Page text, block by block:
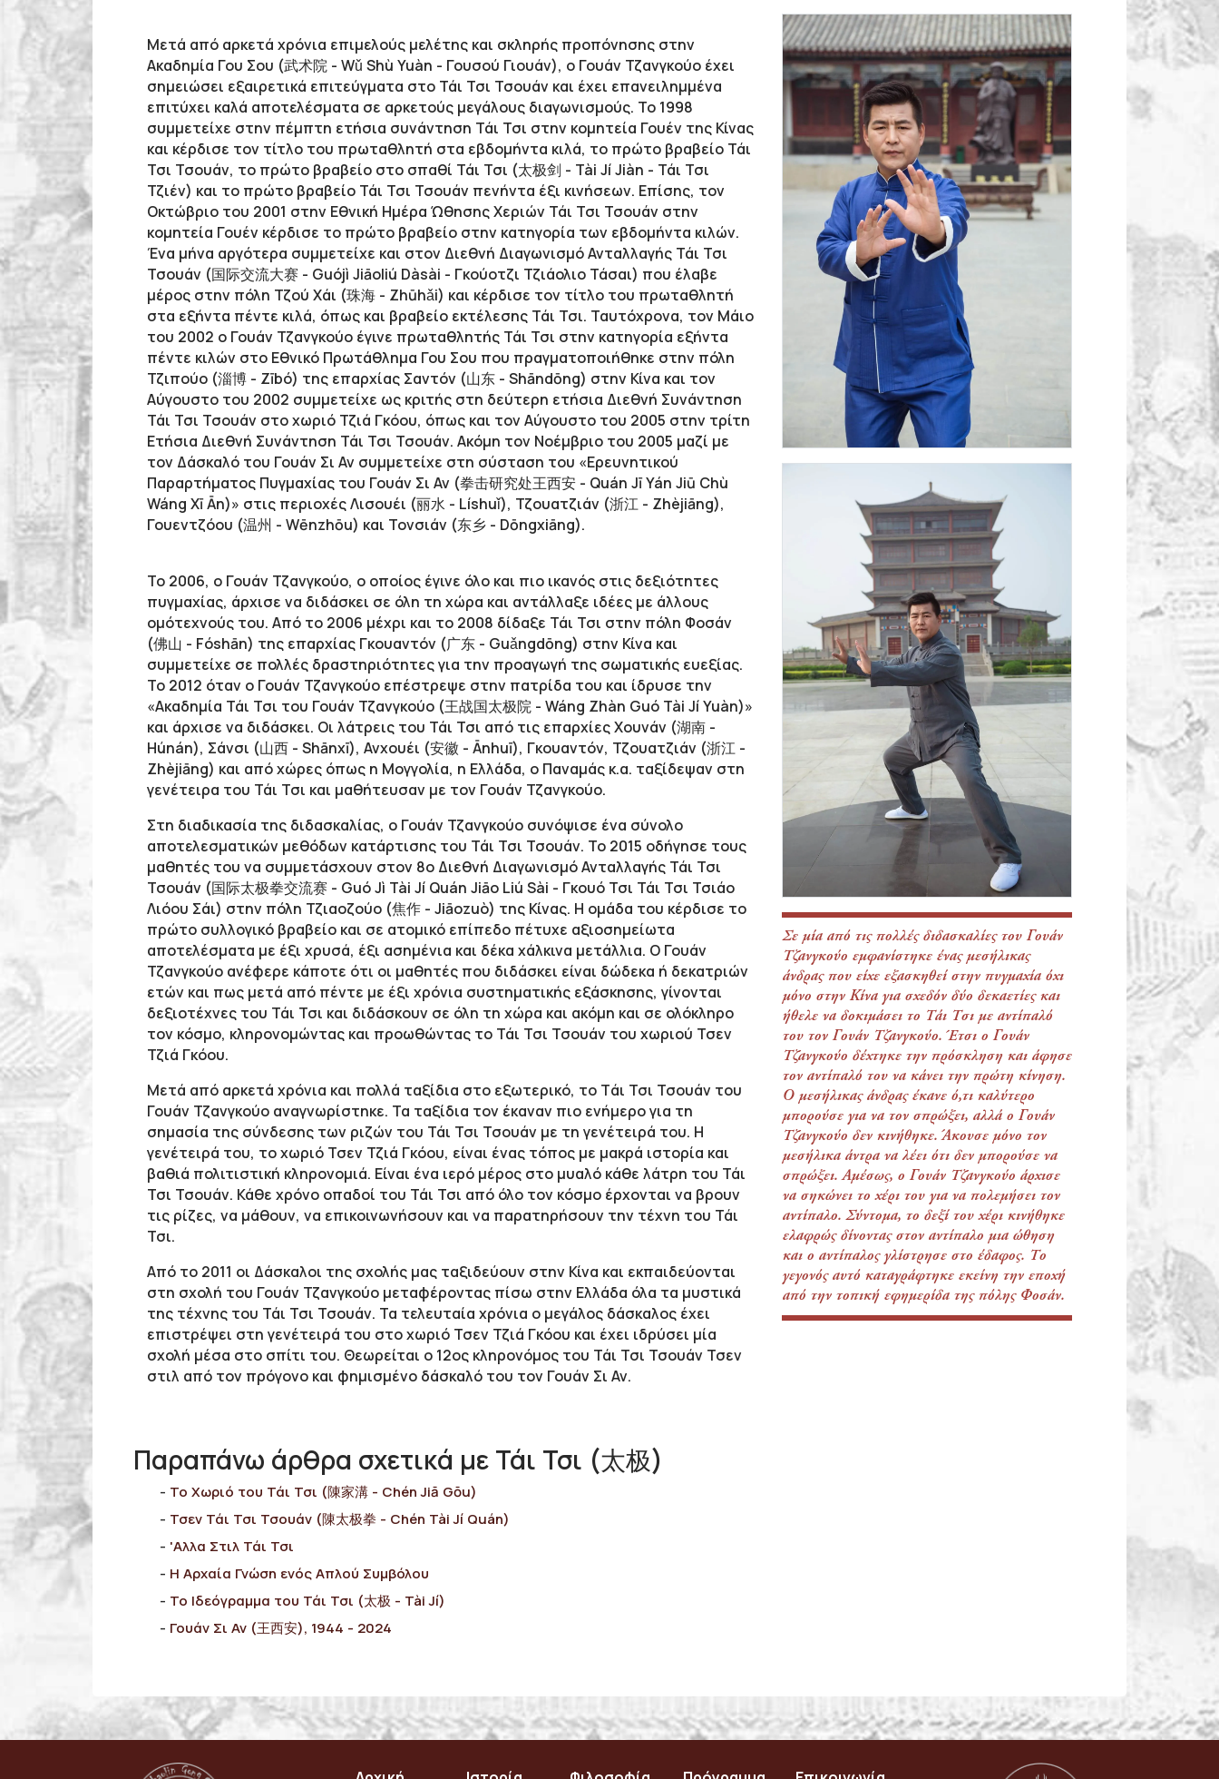
Μετά από αρκετά χρόνια επιμελούς μελέτης και σκληρής προπόνησης στην
Ακαδημία Γου Σου (武术院 - Wǔ Shù Yuàn - Γουσού Γιουάν), ο Γουάν Τζανγκούο έχει
σημειώσει εξαιρετικά επιτεύγματα στο Τάι Τσι Τσουάν και έχει επανειλημμένα
επιτύχει καλά αποτελέσματα σε αρκετούς μεγάλους διαγωνισμούς. Το 1998
συμμετείχε στην πέμπτη ετήσια συνάντηση Τάι Τσι στην κομητεία Γουέν της Κίνας
και κέρδισε τον τίτλο του πρωταθλητή στα εβδομήντα κιλά, το πρώτο βραβείο Τάι
Τσι Τσουάν, το πρώτο βραβείο στο σπαθί Τάι Τσι (太极剑 - Tài Jí Jiàn - Τάι Τσι
Τζιέν) και το πρώτο βραβείο Τάι Τσι Τσουάν πενήντα έξι κινήσεων. Επίσης, τον
Οκτώβριο του 2001 στην Εθνική Ημέρα Ώθησης Χεριών Τάι Τσι Τσουάν στην
κομητεία Γουέν κέρδισε το πρώτο βραβείο στην κατηγορία των εβδομήντα κιλών.
Ένα μήνα αργότερα συμμετείχε και στον Διεθνή Διαγωνισμό Ανταλλαγής Τάι Τσι
Τσουάν (国际交流大赛 - Guójì Jiāoliú Dàsài - Γκούοτζι Τζιάολιο Τάσαι) που έλαβε
μέρος στην πόλη Τζού Χάι (珠海 - Zhūhǎi) και κέρδισε τον τίτλο του πρωταθλητή
στα εξήντα πέντε κιλά, όπως και βραβείο εκτέλεσης Τάι Τσι. Ταυτόχρονα, τον Μάιο
του 2002 ο Γουάν Τζανγκούο έγινε πρωταθλητής Τάι Τσι στην κατηγορία εξήντα
πέντε κιλών στο Εθνικό Πρωτάθλημα Γου Σου που πραγματοποιήθηκε στην πόλη
Τζιπούο (淄博 - Zībó) της επαρχίας Σαντόν (山东 - Shāndōng) στην Κίνα και τον
Αύγουστο του 2002 συμμετείχε ως κριτής στη δεύτερη ετήσια Διεθνή Συνάντηση
Τάι Τσι Τσουάν στο χωριό Τζιά Γκόου, όπως και τον Αύγουστο του 2005 στην τρίτη
Ετήσια Διεθνή Συνάντηση Τάι Τσι Τσουάν. Ακόμη τον Νοέμβριο του 2005 μαζί με
τον Δάσκαλό του Γουάν Σι Αν συμμετείχε στη σύσταση του «Ερευνητικού
Παραρτήματος Πυγμαχίας του Γουάν Σι Αν (拳击研究处王西安 - Quán Jī Yán Jiū Chù
Wáng Xī Ān)» στις περιοχές Λισουέι (丽水 - Líshuǐ), Τζουατζιάν (浙江 - Zhèjiāng),
Γουεντζόου (温州 - Wēnzhōu) και Τονσιάν (东乡 - Dōngxiāng).
Το 2006, ο Γουάν Τζανγκούο, ο οποίος έγινε όλο και πιο ικανός στις δεξιότητες
πυγμαχίας, άρχισε να διδάσκει σε όλη τη χώρα και αντάλλαξε ιδέες με άλλους
ομότεχνούς του. Από το 2006 μέχρι και το 2008 δίδαξε Τάι Τσι στην πόλη Φοσάν
(佛山 - Fóshān) της επαρχίας Γκουαντόν (广东 - Guǎngdōng) στην Κίνα και
συμμετείχε σε πολλές δραστηριότητες για την προαγωγή της σωματικής ευεξίας.
Το 2012 όταν ο Γουάν Τζανγκούο επέστρεψε στην πατρίδα του και ίδρυσε την
«Ακαδημία Τάι Τσι του Γουάν Τζανγκούο (王战国太极院 - Wáng Zhàn Guó Tài Jí Yuàn)»
και άρχισε να διδάσκει. Οι λάτρεις του Τάι Τσι από τις επαρχίες Χουνάν (湖南 -
Húnán), Σάνσι (山西 - Shānxī), Ανχουέι (安徽 - Ānhuī), Γκουαντόν, Τζουατζιάν (浙江 -
Zhèjiāng) και από χώρες όπως η Μογγολία, η Ελλάδα, ο Παναμάς κ.α. ταξίδεψαν στη
γενέτειρα του Τάι Τσι και μαθήτευσαν με τον Γουάν Τζανγκούο.
Στη διαδικασία της διδασκαλίας, ο Γουάν Τζανγκούο συνόψισε ένα σύνολο
αποτελεσματικών μεθόδων κατάρτισης του Τάι Τσι Τσουάν. Το 2015 οδήγησε τους
μαθητές του να συμμετάσχουν στον 8ο Διεθνή Διαγωνισμό Ανταλλαγής Τάι Τσι
Τσουάν (国际太极拳交流赛 - Guó Jì Tài Jí Quán Jiāo Liú Sài - Γκουό Τσι Τάι Τσι Τσιάο
Λιόου Σάι) στην πόλη Τζιαοζούο (焦作 - Jiāozuò) της Κίνας. Η ομάδα του κέρδισε το
πρώτο συλλογικό βραβείο και σε ατομικό επίπεδο πέτυχε αξιοσημείωτα
αποτελέσματα με έξι χρυσά, έξι ασημένια και δέκα χάλκινα μετάλλια. O Γουάν
Τζανγκούο ανέφερε κάποτε ότι οι μαθητές που διδάσκει είναι δώδεκα ή δεκατριών
ετών και πως μετά από πέντε με έξι χρόνια συστηματικής εξάσκησης, γίνονται
δεξιοτέχνες του Τάι Τσι και διδάσκουν σε όλη τη χώρα και ακόμη και σε ολόκληρο
τον κόσμο, κληρονομώντας και προωθώντας το Τάι Τσι Τσουάν του χωριού Τσεν
Τζιά Γκόου.
Μετά από αρκετά χρόνια και πολλά ταξίδια στο εξωτερικό, το Tάι Τσι Τσουάν του
Γουάν Τζανγκούο αναγνωρίστηκε. Τα ταξίδια τον έκαναν πιο ενήμερο για τη
σημασία της σύνδεσης των ριζών του Τάι Τσι Τσουάν με τη γενέτειρά του. Η
γενέτειρά του, το χωριό Τσεν Τζιά Γκόου, είναι ένας τόπος με μακρά ιστορία και
βαθιά πολιτιστική κληρονομιά. Είναι ένα ιερό μέρος στο μυαλό κάθε λάτρη του Τάι
Τσι Τσουάν. Κάθε χρόνο οπαδοί του Τάι Τσι από όλο τον κόσμο έρχονται να βρουν
τις ρίζες, να μάθουν, να επικοινωνήσουν και να παρατηρήσουν την τέχνη του Τάι
Τσι.
Από το 2011 οι Δάσκαλοι της σχολής μας ταξιδεύουν στην Κίνα και εκπαιδεύονται
στη σχολή του Γουάν Τζανγκούο μεταφέροντας πίσω στην Ελλάδα όλα τα μυστικά
της τέχνης του Τάι Τσι Τσουάν. Τα τελευταία χρόνια ο μεγάλος δάσκαλος έχει
επιστρέψει στη γενέτειρά του στο χωριό Τσεν Τζιά Γκόου και έχει ιδρύσει μία
σχολή μέσα στο σπίτι του. Θεωρείται ο 12ος κληρονόμος του Τάι Τσι Τσουάν Τσεν
στιλ από τον πρόγονο και φημισμένο δάσκαλό του τον Γουάν Σι Αν.
Σε μία από τις πολλές διδασκαλίες του Γουάν
Τζανγκούο εμφανίστηκε ένας μεσήλικας
άνδρας που είχε εξασκηθεί στην πυγμαχία όχι
μόνο στην Κίνα για σχεδόν δύο δεκαετίες και
ήθελε να δοκιμάσει το Τάι Τσι με αντίπαλό
του τον Γουάν Τζανγκούο. Έτσι ο Γουάν
Τζανγκούο δέχτηκε την πρόσκληση και άφησε
τον αντίπαλό του να κάνει την πρώτη κίνηση.
Ο μεσήλικας άνδρας έκανε ό,τι καλύτερο
μπορούσε για να τον σπρώξει, αλλά ο Γουάν
Τζανγκούο δεν κινήθηκε. Άκουσε μόνο τον
μεσήλικα άντρα να λέει ότι δεν μπορούσε να
σπρώξει. Αμέσως, ο Γουάν Τζανγκούο άρχισε
να σηκώνει το χέρι του για να πολεμήσει τον
αντίπαλο. Σύντομα, το δεξί του χέρι κινήθηκε
ελαφρώς δίνοντας στον αντίπαλο μια ώθηση
και ο αντίπαλος γλίστρησε στο έδαφος. Το
γεγονός αυτό καταγράφτηκε εκείνη την εποχή
από την τοπική εφημερίδα της πόλης Φοσάν.
Παραπάνω άρθρα σχετικά με Τάι Τσι (太极)
Το Χωριό του Τάι Τσι (陳家溝 - Chén Jiā Gōu)
Τσεν Τάι Τσι Τσουάν (陳太极拳 - Chén Tài Jí Quán)
'Αλλα Στιλ Τάι Τσι
Η Αρχαία Γνώση ενός Απλού Συμβόλου
Το Ιδεόγραμμα του Τάι Τσι (太极 - Tài Jí)
Γουάν Σι Αν (王西安), 1944 - 2024